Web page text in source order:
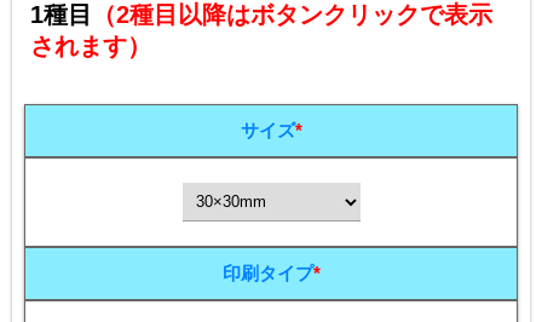
1種目
（2種目以降はボタンクリックで表示
されます）
サイズ*
印刷タイプ*